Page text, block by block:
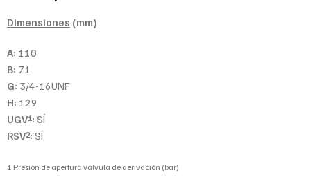
Dimensiones (mm)
A: 110
B: 71
G: 3/4-16UNF
H: 129
UGV1: SÍ
RSV2: SÍ
1 Presión de apertura válvula de derivación (bar)